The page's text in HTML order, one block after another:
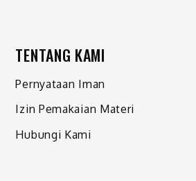
TENTANG KAMI
Pernyataan Iman
Izin Pemakaian Materi
Hubungi Kami